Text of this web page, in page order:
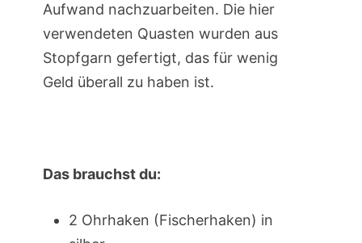
Aufwand nachzuarbeiten. Die hier
verwendeten Quasten wurden aus
Stopfgarn gefertigt, das für wenig
Geld überall zu haben ist.
Das brauchst du:
2 Ohrhaken (Fischerhaken) in